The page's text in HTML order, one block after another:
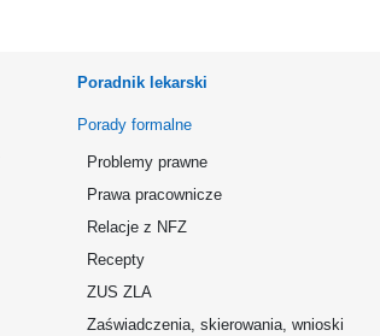
Poradnik lekarski
Porady formalne
Problemy prawne
Prawa pracownicze
Relacje z NFZ
Recepty
ZUS ZLA
Zaświadczenia, skierowania, wnioski